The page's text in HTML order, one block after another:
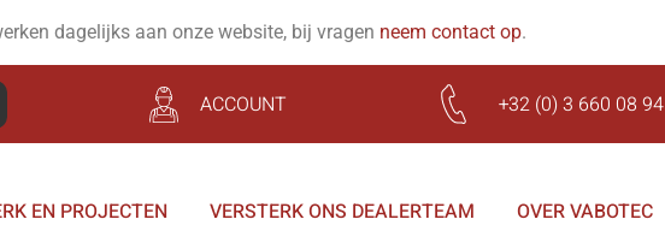
dagelijks aan onze website, bij vragen neem contact op.
ACCOUNT +32 (0) 3 660 08 94
EN PROJECTEN VERSTERK ONS DEALERTEAM OVER VABOTEC